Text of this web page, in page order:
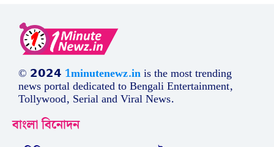
© 𝟮𝟬𝟮𝟰 1minutenewz.inis the most trending
news portal dedicated to Bengali Entertainment,
Tollywood, Serial and Viral News.
বাংলা বিনোদন